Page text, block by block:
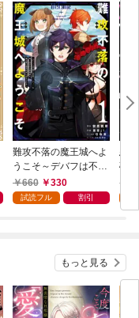
難攻不落の魔王城へよ
うこそ～デバフは不要
と勇者パーティーを追
い出された黒魔導士、
660 330
試読フル 割引
悪
破
叩
つ
か
もっと見る